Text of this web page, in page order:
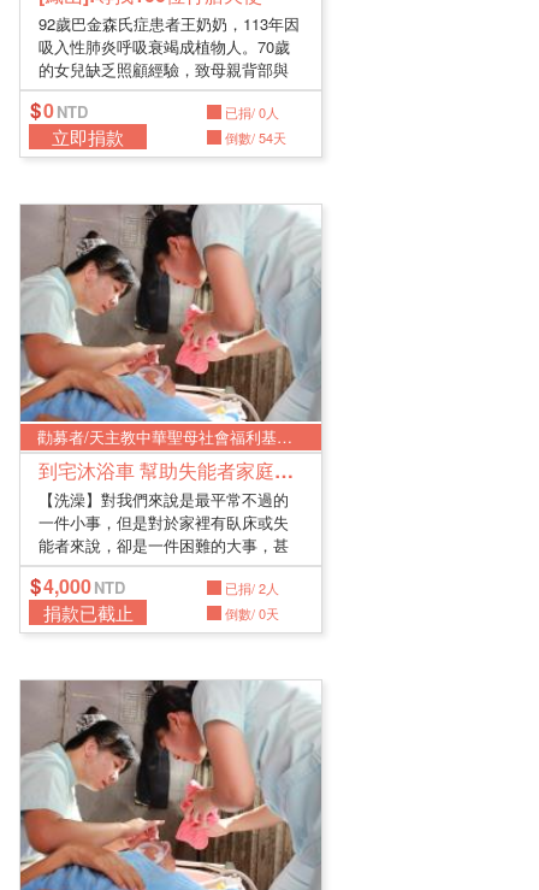
92歲巴金森氏症患者王奶奶，113年因
吸入性肺炎呼吸衰竭成植物人。70歲
的女兒缺乏照顧經驗，致母親背部與
尾...
0 已捐/ 0人
立即捐款 倒數/ 54天
勸募者/天主教中華聖母社會福利基金會
到宅沐浴車 幫助失能者家庭澡回幸福
【洗澡】對我們來說是最平常不過的
一件小事，但是對於家裡有臥床或失
能者來說，卻是一件困難的大事，甚
至是...
4,000 已捐/ 2人
捐款已截止 倒數/ 0天